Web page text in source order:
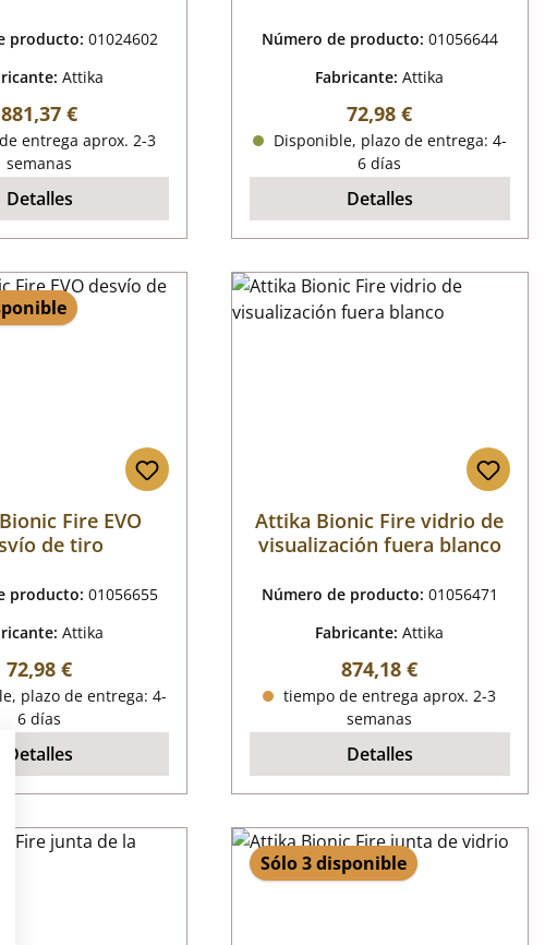
producto: 01024602
Attika
Precio normal:
881,37 €
entrega aprox. 2-3
semanas
Detalles
Número de producto: 01056644
Fabricante:Attika
Precio normal:
72,98 €
Disponible, plazo de entrega: 4-
6 días
Detalles
Fire EVO
de tiro
producto: 01056655
Attika
Precio normal:
72,98 €
plazo de entrega: 4-
6 días
Detalles
Attika Bionic Fire vidrio de
visualización fuera blanco
Número de producto: 01056471
Fabricante:Attika
Precio normal:
874,18 €
tiempo de entrega aprox. 2-3
semanas
Detalles
Sólo 3 disponible